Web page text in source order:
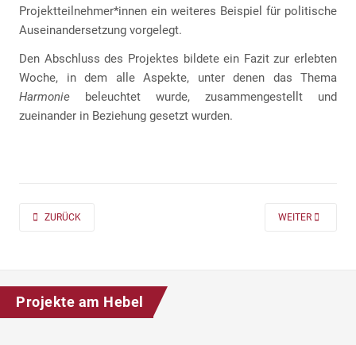
Projektteilnehmer*innen ein weiteres Beispiel für politische
Auseinandersetzung vorgelegt.
Den Abschluss des Projektes bildete ein Fazit zur erlebten
Woche, in dem alle Aspekte, unter denen das Thema
Harmonie beleuchtet wurde, zusammengestellt und
zueinander in Beziehung gesetzt wurden.
PREVIOUS ARTICLE: AD FONTES 2019/20 „MASS“ FÜR DIE KLASSEN 7
ZURÜCK NEXT ARTICLE:
WEITER
Projekte am Hebel